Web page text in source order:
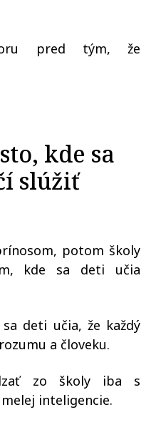
pred tým, že
kde sa
slúžiť
potom školy
kde sa deti učia
deti učia, že každý
a človeku.
zo školy iba s
inteligencie.